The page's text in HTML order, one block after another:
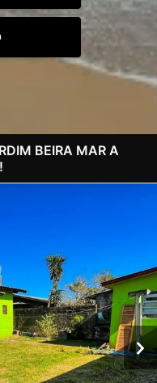
BEIRA MAR A